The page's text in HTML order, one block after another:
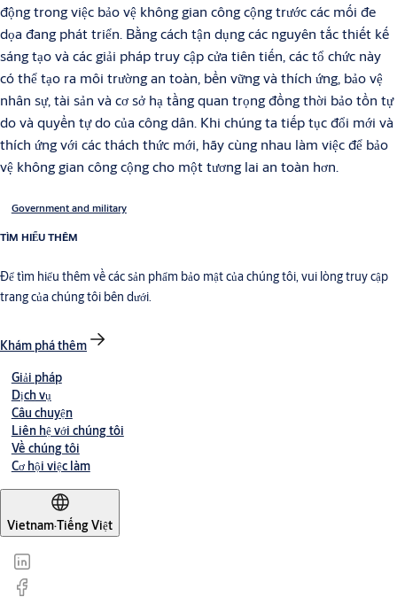
động trong việc bảo vệ không gian công cộng trước các mối đe
dọa đang phát triển. Bằng cách tận dụng các nguyên tắc thiết kế
sáng tạo và các giải pháp truy cập cửa tiên tiến, các tổ chức này
có thể tạo ra môi trường an toàn, bền vững và thích ứng, bảo vệ
nhân sự, tài sản và cơ sở hạ tầng quan trọng đồng thời bảo tồn tự
do và quyền tự do của công dân. Khi chúng ta tiếp tục đổi mới và
thích ứng với các thách thức mới, hãy cùng nhau làm việc để bảo
vệ không gian công cộng cho một tương lai an toàn hơn.
Government and military
TÌM HIỂU THÊM
Để tìm hiểu thêm về các sản phẩm bảo mật của chúng tôi, vui lòng truy cập
trang của chúng tôi bên dưới.
Khám phá thêm
Giải pháp
Dịch vụ
Câu chuyện
Liên hệ với chúng tôi
Về chúng tôi
Cơ hội việc làm
Vietnam·Tiếng Việt